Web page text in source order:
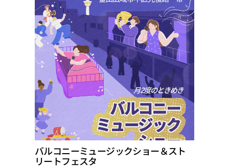
バルコニーミュージックショー＆スト
リートフェスタ